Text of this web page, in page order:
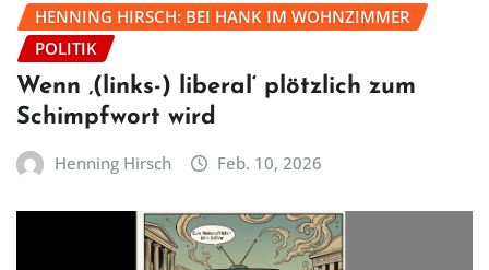
HENNING HIRSCH: BEI HANK IM WOHNZIMMER
POLITIK
Wenn ‚(links-) liberal‘ plötzlich zum
Schimpfwort wird
Henning Hirsch Feb. 10, 2026